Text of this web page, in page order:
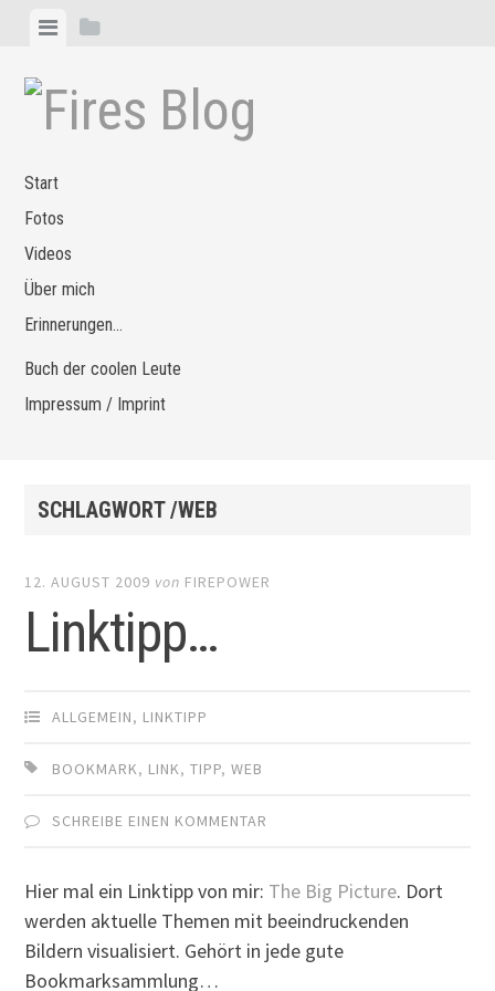
Zum
springen
MenüSeitenleiste
Start
Fotos
Videos
Über mich
Erinnerungen…
Buch der coolen Leute
Impressum / Imprint
SCHLAGWORT /WEB
12. AUGUST 2009 von FIREPOWER
Linktipp…
ALLGEMEIN, LINKTIPP
BOOKMARK, LINK,TIPP,WEB
SCHREIBE EINEN KOMMENTAR
Hier mal ein Linktipp von mir: The Big Picture. Dort
werden aktuelle Themen mit beeindruckenden
Bildern visualisiert. Gehört in jede gute
Bookmarksammlung…